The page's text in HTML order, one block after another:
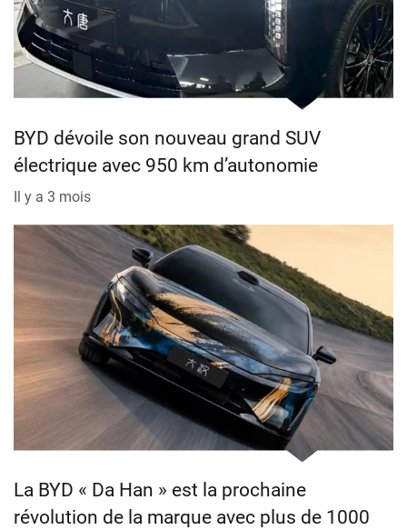
BYD dévoile son nouveau grand SUV
électrique avec 950 km d’autonomie
Il y a 3 mois
La BYD « Da Han » est la prochaine
révolution de la marque avec plus de 1000